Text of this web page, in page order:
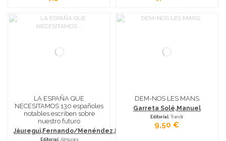
LA ESPAÑA QUE
NECESITAMOS 130 españoles
notables escriben sobre
nuestro futuro
Jáuregui,Fernando/Menéndez,Manuel
Editorial: Almuzara
DEM-NOS LES MANS
Garreta Solé,Manuel
Editorial: Transtir
9,50 €